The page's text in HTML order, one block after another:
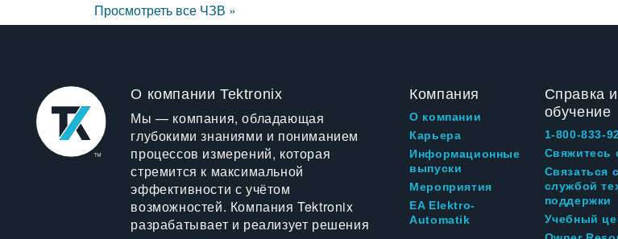
Просмотреть все ЧЗВ »
О компании Tektronix
Мы — компания, обладающая
глубокими знаниями и пониманием
процессов измерений, которая
стремится к максимальной
эффективности с учётом
возможностей. Компания Tektronix
разрабатывает и реализует решения
Компания
О компании
Карьера
Информационные
выпуски
Мероприятия
EA Elektro-
Automatik
Справка и
обучение
1-800-833-
Свяжитесь
Связаться
службой
поддержки
Учебный